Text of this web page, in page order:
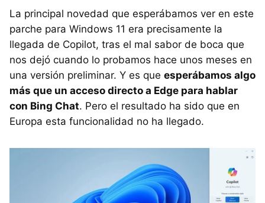
La principal novedad que esperábamos ver en este
parche para Windows 11 era precisamente la
llegada de Copilot, tras el mal sabor de boca que
nos dejó cuando lo probamos hace unos meses en
una versión preliminar. Y es que esperábamos algo
más que un acceso directo a Edge para hablar
con Bing Chat. Pero el resultado ha sido que en
Europa esta funcionalidad no ha llegado.